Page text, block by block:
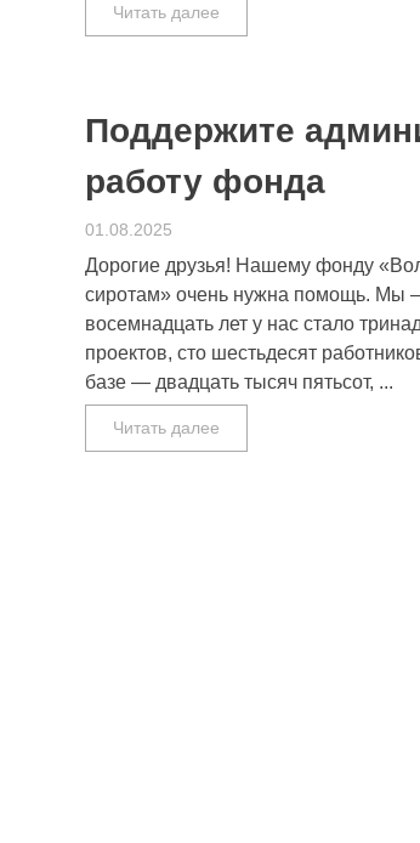
Читать далее
Поддержите
работу фонда
01.08.2025
Дорогие друзья! Нашему фонду
сиротам» очень нужна помощь. Мы
восемнадцать лет у нас стало
проектов, сто шестьдесят
базе — двадцать тысяч пятьсот, ...
Читать далее